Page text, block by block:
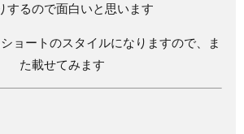
するので面白いと思います
ョートのスタイルになりますので、ま
た載せてみます